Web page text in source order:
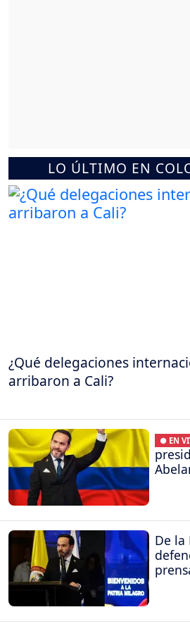
LO ÚLTIMO EN
¿Qué delegaciones
arribaron a Cali?
● EN
De la